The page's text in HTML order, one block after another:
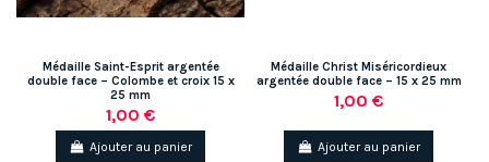
Médaille Saint-Esprit argentée
double face – Colombe et croix 15 x
25 mm
1,00 €
Ajouter au panier
Médaille Christ Miséricordieux
argentée double face – 15 x 25 mm
1,00 €
Ajouter au panier